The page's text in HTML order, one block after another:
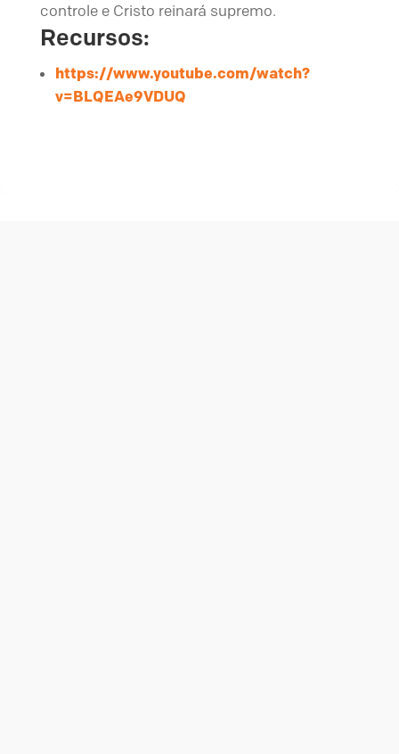
controle e Cristo reinará supremo.
Recursos:
https://www.youtube.com/watch?
v=BLQEAe9VDUQ